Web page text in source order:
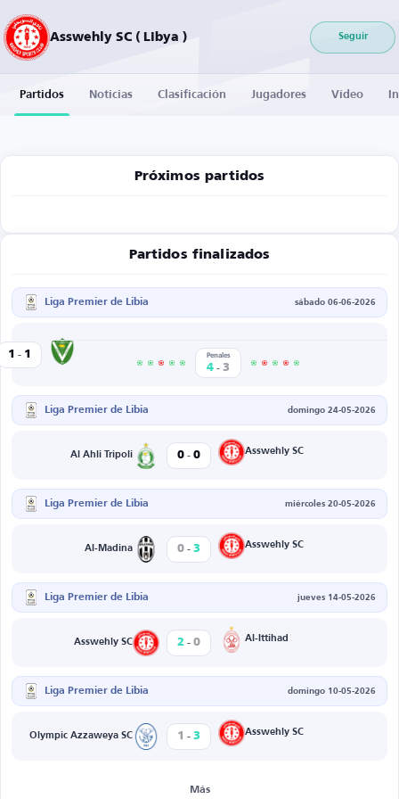
Asswehly SC ( Libya ) Seguir
Partidos Noticias Clasificación Jugadores Vídeo
Próximos partidos
Partidos finalizados
Liga Premier de Libia sábado 06-06-2026
SC
1 - 1 Penales
4 - 3
Liga Premier de Libia domingo 24-05-2026
Al Ahli Tripoli 0 - 0 Asswehly SC
Liga Premier de Libia miércoles 20-05-2026
Al-Madina 0 - 3 Asswehly SC
Liga Premier de Libia jueves 14-05-2026
Asswehly SC 2 - 0 Al-Ittihad
Liga Premier de Libia domingo 10-05-2026
Olympic Azzaweya SC 1 - 3 Asswehly SC
Más